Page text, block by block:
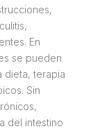
En
se pueden
dieta, terapia
Sin
del intestino